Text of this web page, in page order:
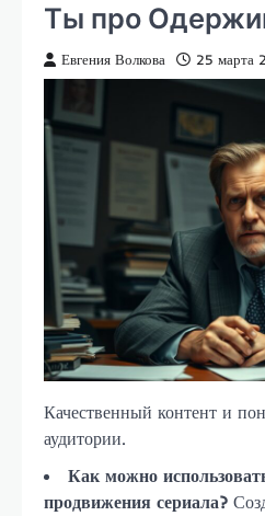
Ты про
Евгения Волкова 25 марта
Качественный контент и
аудитории.
Как можно
продвижения сериала?